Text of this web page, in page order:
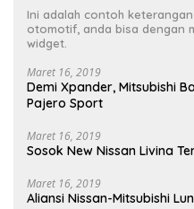
Ini adalah contoh
otomotif, anda bisa dengan
widget.
Maret 16, 2019
Demi Xpander, Mitsubishi
Pajero Sport
Maret 16, 2019
Sosok New Nissan Livina
Maret 16, 2019
Aliansi Nissan-Mitsubishi